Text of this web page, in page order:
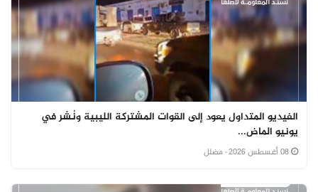
الفيديو المتداول يعود إلى القوات المشتركة الليبية ونُشر في
يونيو الماض...
· مضلل